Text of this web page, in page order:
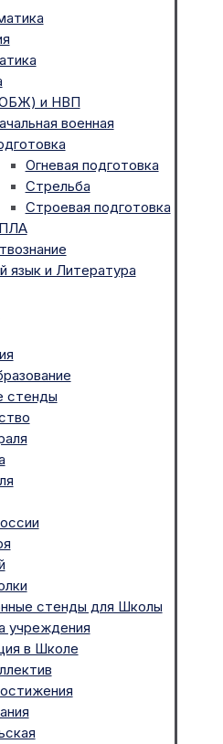
и НВП
военная
Огневая подготовка
Стрельба
Строевая подготовка
язык и Литература
стенды
стенды для Школы
учреждения
в Школе